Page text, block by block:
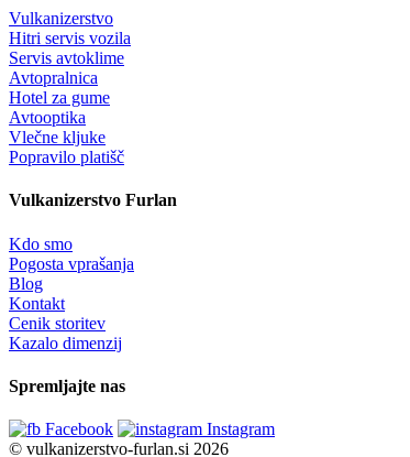
Vulkanizerstvo
Hitri servis vozila
Servis avtoklime
Avtopralnica
Hotel za gume
Avtooptika
Vlečne kljuke
Popravilo platišč
Vulkanizerstvo Furlan
Kdo smo
Pogosta vprašanja
Blog
Kontakt
Cenik storitev
Kazalo dimenzij
Spremljajte nas
Facebook
Instagram
© vulkanizerstvo-furlan.si 2026